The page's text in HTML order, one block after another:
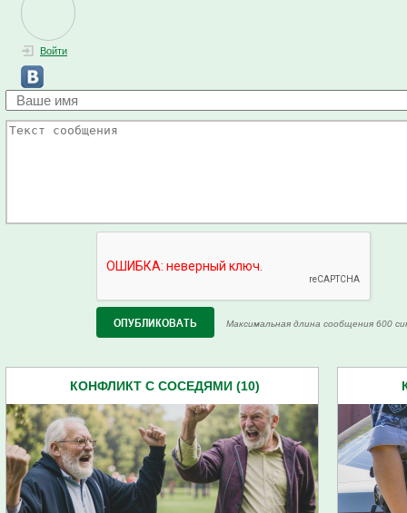
Войти
Максимальная длина сообщения 600
КОНФЛИКТ С СОСЕДЯМИ (10)